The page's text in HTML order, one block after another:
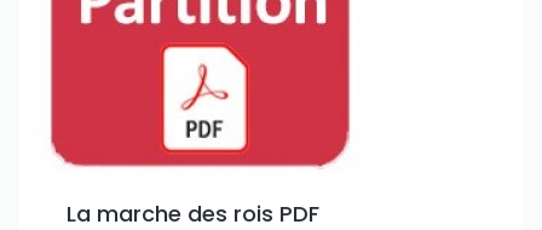
La marche des rois PDF